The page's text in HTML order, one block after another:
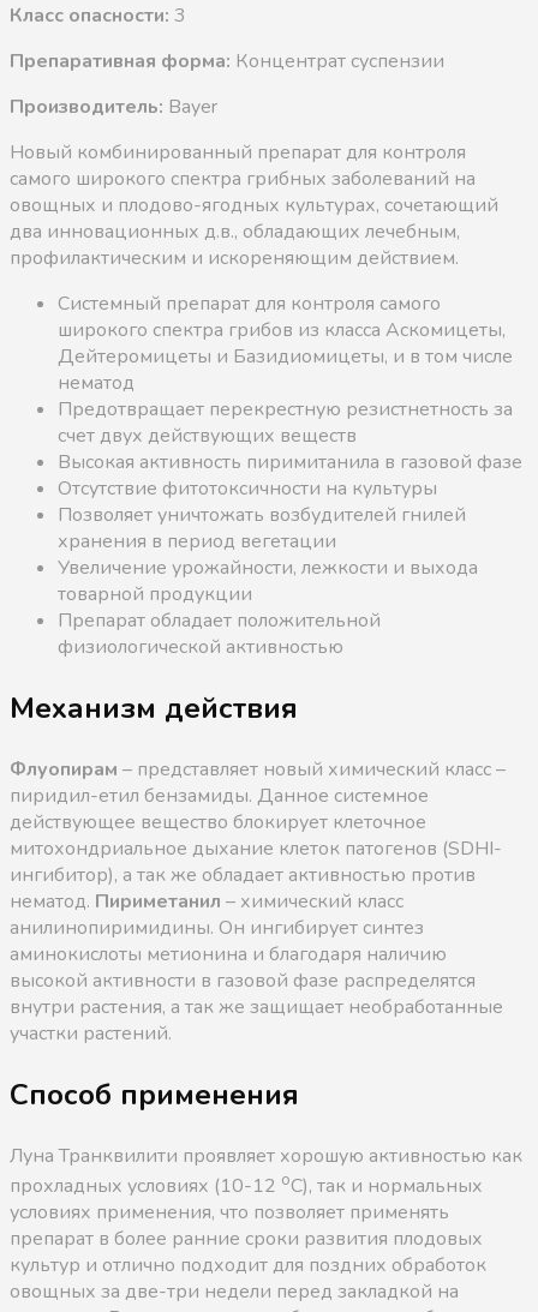
Класс опасности: 3
Препаративная форма: Концентрат суспензии
Производитель: Bayer
Новый комбинированный препарат для контроля
самого широкого спектра грибных заболеваний на
овощных и плодово-ягодных культурах, сочетающий
два инновационных д.в., обладающих лечебным,
профилактическим и искореняющим действием.
Системный препарат для контроля самого
широкого спектра грибов из класса Аскомицеты,
Дейтеромицеты и Базидиомицеты, и в том числе
нематод
Предотвращает перекрестную резистнетность за
счет двух действующих веществ
Высокая активность пиримитанила в газовой фазе
Отсутствие фитотоксичности на культуры
Позволяет уничтожать возбудителей гнилей
хранения в период вегетации
Увеличение урожайности, лежкости и выхода
товарной продукции
Препарат обладает положительной
физиологической активностью
Механизм действия
Флуопирам – представляет новый химический класс –
пиридил-етил бензамиды. Данное системное
действующее вещество блокирует клеточное
митохондриальное дыхание клеток патогенов (SDHI-
ингибитор), а так же обладает активностью против
нематод. Пириметанил – химический класс
анилинопиримидины. Он ингибирует синтез
аминокислоты метионина и благодаря наличию
высокой активности в газовой фазе распределятся
внутри растения, а так же защищает необработанные
участки растений.
Способ применения
Луна Транквилити проявляет хорошую активностью как
прохладных условиях (10-12 оС), так и нормальных
условиях применения, что позволяет применять
препарат в более ранние сроки развития плодовых
культур и отлично подходит для поздних обработок
овощных за две-три недели перед закладкой на